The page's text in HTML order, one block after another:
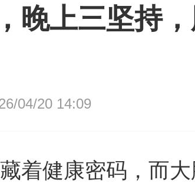
晚上三坚持
04/20 14:09
着健康密码，而